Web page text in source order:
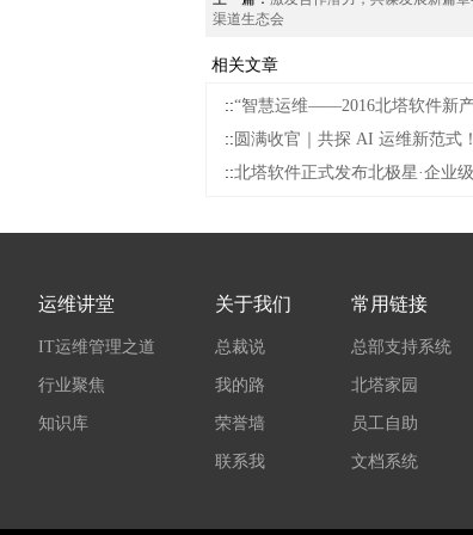
渠道生态会
相关文章
::“智慧运维——2016北塔软件新
:: 圆满收官｜共探 AI 运维新范式
::北塔软件正式发布北极星·企业
运维讲堂
IT运维管理之道
行业聚焦
知识库
关于我们
总裁说
我的路
荣誉墙
联系我
常用链接
总部支持系统
北塔家园
员工自助
文档系统